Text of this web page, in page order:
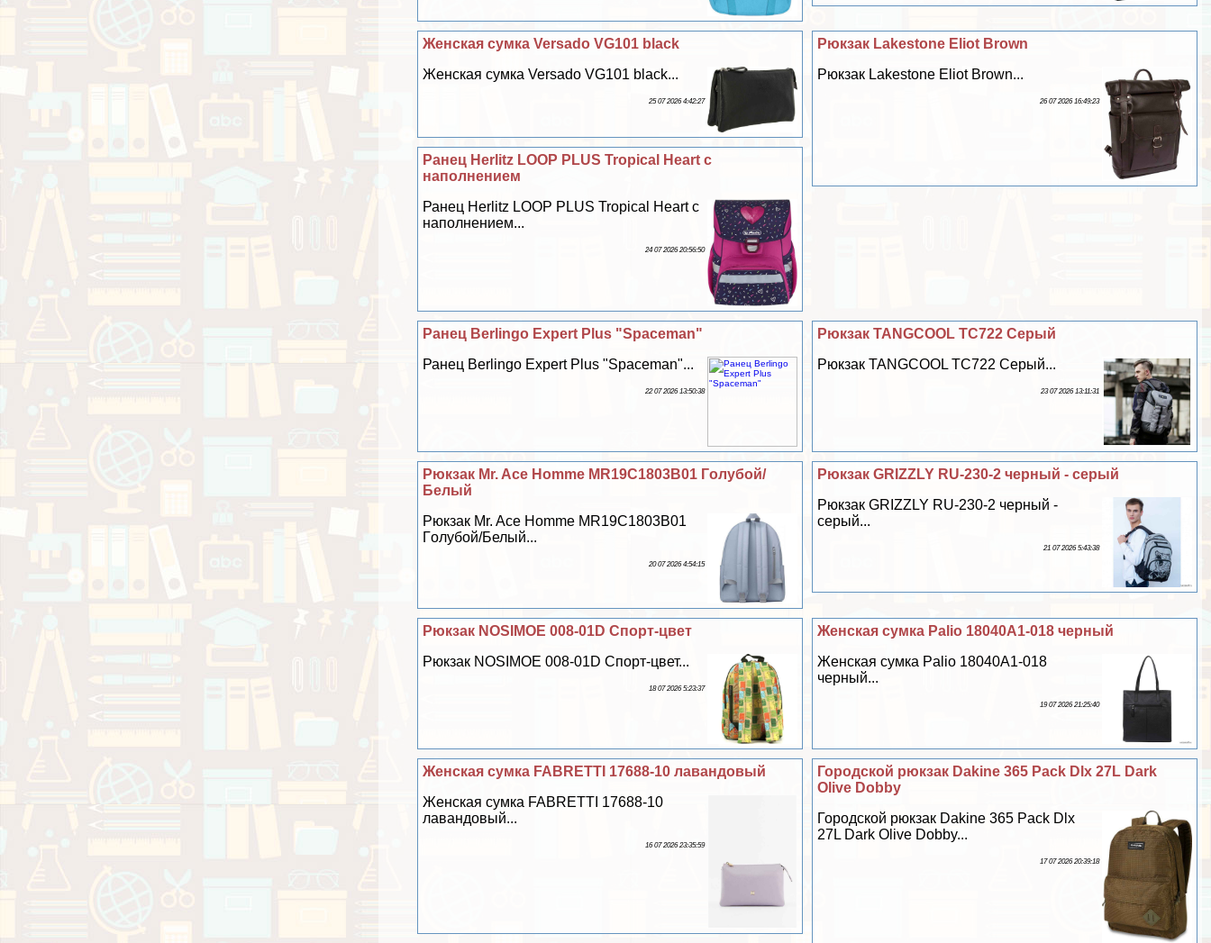
Рюкзак Lakestone Eliot Brown
Рюкзак Lakestone Eliot Brown...
26 07 2026 16:49:23
Женская сумка Versado VG101 black
Женская сумка Versado VG101 black...
25 07 2026 4:42:27
Ранец Herlitz LOOP PLUS Tropical Heart с
наполнением
Ранец Herlitz LOOP PLUS Tropical Heart с
наполнением...
24 07 2026 20:56:50
Рюкзак TANGCOOL TC722 Серый
Рюкзак TANGCOOL TC722 Серый...
23 07 2026 13:11:31
Ранец Berlingo Expert Plus "Spaceman"
Ранец Berlingo Expert Plus "Spaceman"...
22 07 2026 13:50:38
Рюкзак GRIZZLY RU-230-2 черный - серый
Рюкзак GRIZZLY RU-230-2 черный -
серый...
21 07 2026 5:43:38
Рюкзак Mr. Ace Homme MR19C1803B01 Гoлyбой/
Белый
Рюкзак Mr. Ace Homme MR19C1803B01
Гoлyбой/Белый...
20 07 2026 4:54:15
Женская сумка Palio 18040A1-018 черный
Женская сумка Palio 18040A1-018
черный...
19 07 2026 21:25:40
Рюкзак NOSIMOE 008-01D Спорт-цвет
Рюкзак NOSIMOE 008-01D Спорт-цвет...
18 07 2026 5:23:37
Городской рюкзак Dakine 365 Pack Dlx 27L Dark
Olive Dobby
Городской рюкзак Dakine 365 Pack Dlx
27L Dark Olive Dobby...
17 07 2026 20:39:18
Женская сумка FABRETTI 17688-10 лавандовый
Женская сумка FABRETTI 17688-10
лавандовый...
16 07 2026 23:35:59